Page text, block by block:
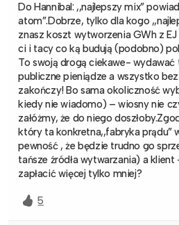
Do Hannibal: ,,najlepszy mix”
atom”.Dobrze, tylko dla kogo
znasz koszt wytworzenia GWh z EJ
ci i tacy co ką budują (podobno)
To swoją drogą ciekawe- wydawać
publiczne pieniądze a wszystko
zakończy! Bo sama okoliczność
kiedy nie wiadomo) – wiosny nie
załóżmy, że do niego
który ta konkretna,,fabryka prądu”
pewność , że będzie trudno go
tańsze źródła wytwarzania) a
zapłacić więcej tylko mniej?
5